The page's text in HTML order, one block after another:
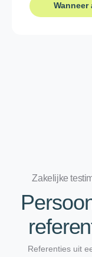
Zakelijke
Referenties uit